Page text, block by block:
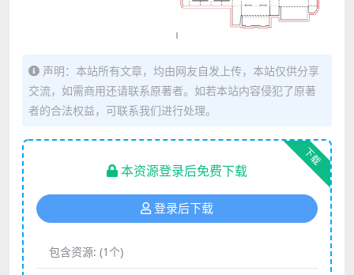
声明：本站所有文章，均由网友自发上传，本站仅供分享
交流，如需商用还请联系原著者。如若本站内容侵犯了原著
者的合法权益，可联系我们进行处理。
下载
本资源登录后免费下载
登录后下载
包含资源: (1个)